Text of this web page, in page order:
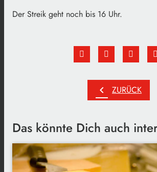
Der Streik geht noch bis 16 Uhr.
chevron_left ZURÜCK
Das könnte Dich auch